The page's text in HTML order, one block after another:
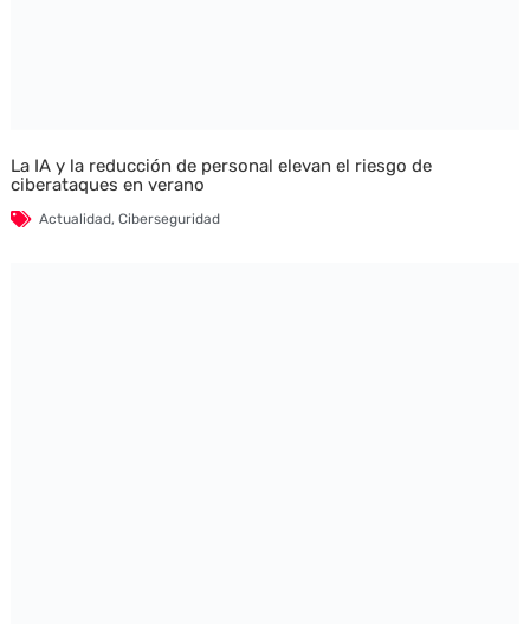
La IA y la reducción de personal elevan el riesgo de
ciberataques en verano
Actualidad, Ciberseguridad